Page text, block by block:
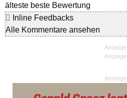
älteste beste Bewertung
Inline Feedbacks
Alle Kommentare ansehen
Anzeige